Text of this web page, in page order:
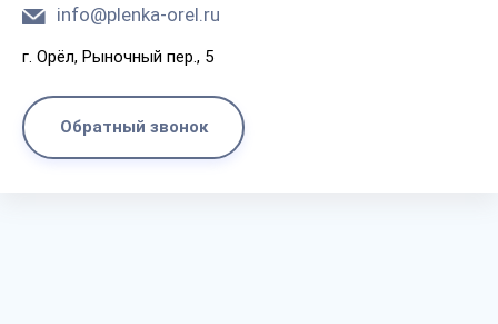
info@plenka-orel.ru
г. Орёл, Рыночный пер., 5
Обратный звонок